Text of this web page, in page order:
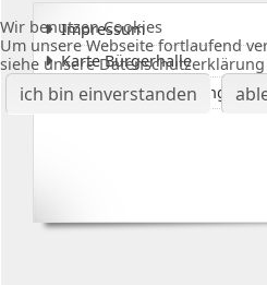
Impressum
Karte Bürgerhalle
Datenschutzerklärung
Wir benutzen Cookies
Um unsere Webseite fortlaufend
siehe unsere Datenschutzerklärung
ich bin einverstanden